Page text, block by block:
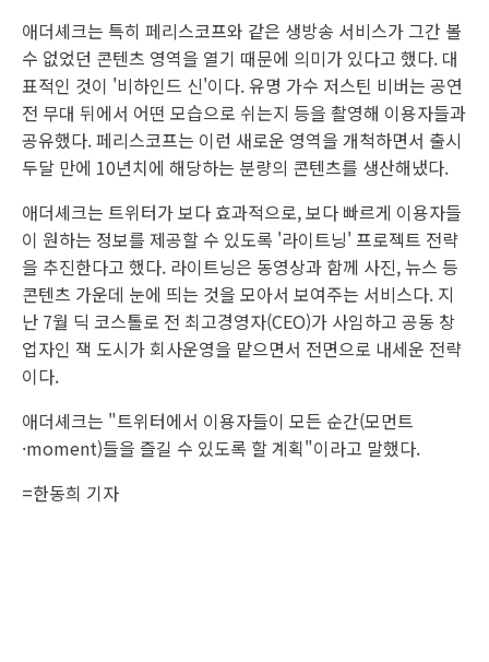
애더셰크는 특히 페리스코프와 같은 생방송 서비스가 그간 볼
수 없었던 콘텐츠 영역을 열기 때문에 의미가 있다고 했다. 대
표적인 것이 '비하인드 신'이다. 유명 가수 저스틴 비버는 공연
전 무대 뒤에서 어떤 모습으로 쉬는지 등을 촬영해 이용자들과
공유했다. 페리스코프는 이런 새로운 영역을 개척하면서 출시
두달 만에 10년치에 해당하는 분량의 콘텐츠를 생산해냈다.
애더셰크는 트위터가 보다 효과적으로, 보다 빠르게 이용자들
이 원하는 정보를 제공할 수 있도록 '라이트닝' 프로젝트 전략
을 추진한다고 했다. 라이트닝은 동영상과 함께 사진, 뉴스 등
콘텐츠 가운데 눈에 띄는 것을 모아서 보여주는 서비스다. 지
난 7월 딕 코스톨로 전 최고경영자(CEO)가 사임하고 공동 창
업자인 잭 도시가 회사운영을 맡으면서 전면으로 내세운 전략
이다.
애더셰크는 "트위터에서 이용자들이 모든 순간(모먼트
·moment)들을 즐길 수 있도록 할 계획"이라고 말했다.
=한동희 기자